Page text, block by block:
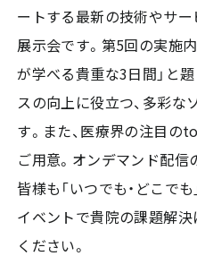
ートする最新の技術やサ
展示会です。第5回の実施
が学べる貴重な3日間」と
スの向上に役立つ、多彩な
す。また、医療界の注目
ご用意。オンデマンド配信
皆様も「いつでも・どこで
イベントで貴院の課題解
ください。